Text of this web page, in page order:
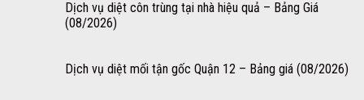
Dịch vụ diệt côn trùng tại nhà hiệu quả – Bảng Giá
(08/2026)
Dịch vụ diệt mối tận gốc Quận 12 – Bảng giá (08/2026)